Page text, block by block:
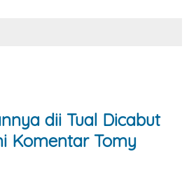
dii Tual Dicabut
Komentar Tomy